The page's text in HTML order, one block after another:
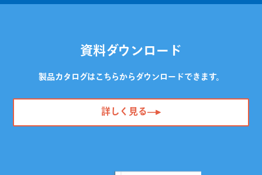
資料ダウンロード
製品カタログはこちらからダウンロードできます。
詳しく見る